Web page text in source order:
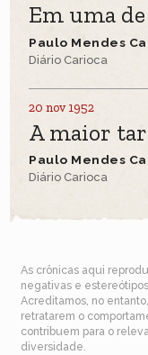
Em uma de
Paulo Mendes
Diário Carioca
20 nov 1952
A maior
Paulo Mendes
Diário Carioca
As crônicas aqui
negativas e
Acreditamos, no
retratarem o
contribuem para o
diversidade.